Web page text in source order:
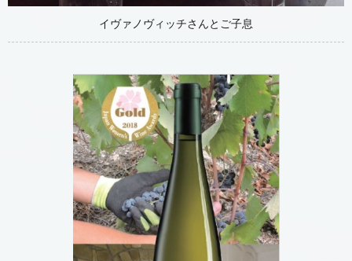
イヴァノヴィッチさんとご子息